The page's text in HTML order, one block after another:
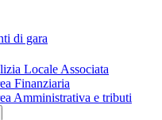
di gara
Locale Associata
Finanziaria
Amministrativa e tributi